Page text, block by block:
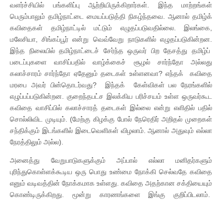
வளர்ச்சியில் பங்களிப்பு ஆற்றியிருக்கிறார்கள். இந்த மாற்றங்கள்
பெரும்பாலும் தமிழ்நாட்டை மையப்படுத்தி நிகழ்ந்தவை. ஆனால் தமிழ்க்
கவிதைகள் தமிழ்நாட்டில் மட்டும் எழுதப்படுவதில்லை. இலங்கை,
மலேசியா, சிங்கப்பூர் என்று வெவ்வேறு நாடுகளில் எழுதப்படுகின்றன.
இந்த நிலையில் தமிழ்நாட்டைச் சேர்ந்த ஒருவர் பிற தேசத்து தமிழ்ப்
படைப்புகளை வாசிப்பதில் வாழ்க்கைச் சூழல் சார்ந்தோ அல்லது
கலாச்சாரம் சார்ந்தோ ஏதேனும் தடைகள் உள்ளனவா? எந்தக் கவிதை
மரபை அவர் பின்தொடர்வது? இந்தக் கேள்விகள் பல நேரங்களில்
எழுப்பப்படுகின்றன. குறைந்தபட்ச இலக்கிய பரிச்சயம் உள்ள ஒருவர்கூட
கவிதை வாசிப்பில் கலாச்சாரத் தடைகள் இல்லை என்று எளிதில் பதில்
சொல்லிவிட முடியும். (மேற்கு கிழக்கு போல் நேரெதிர் அறிதல் முறைகள்
சந்திக்கும் இடங்களில் இடைவெளிகள் விழலாம். ஆனால் அதுவும் எல்லா
நேரத்திலும் அல்ல).
அனைத்து வேறுபாடுகளுக்கும் அப்பால் எல்லா மனிதர்களும்
புரிந்துகொள்ளக்கூடிய ஒரு பொது உண்மை நோக்கி செல்வதே கவிதை
எனும் வடிவத்தின் நோக்கமாக உள்ளது. கவிதை அதற்கான சக்தியையும்
கொண்டிருக்கிறது. மூன்று காரணங்களை இங்கு குறிப்பிடலாம்.